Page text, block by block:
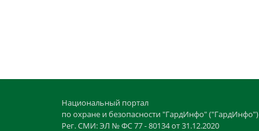
Национальный портал
по охране и безопасности "ГардИнфо" ("ГардИнфо")
Рег. СМИ: ЭЛ № ФС 77 - 80134 от 31.12.2020